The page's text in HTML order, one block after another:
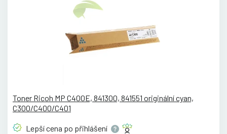
Toner Ricoh MP C400E, 841300, 841551 originální cyan,
C300/C400/C401
Lepší cena po přihlášení